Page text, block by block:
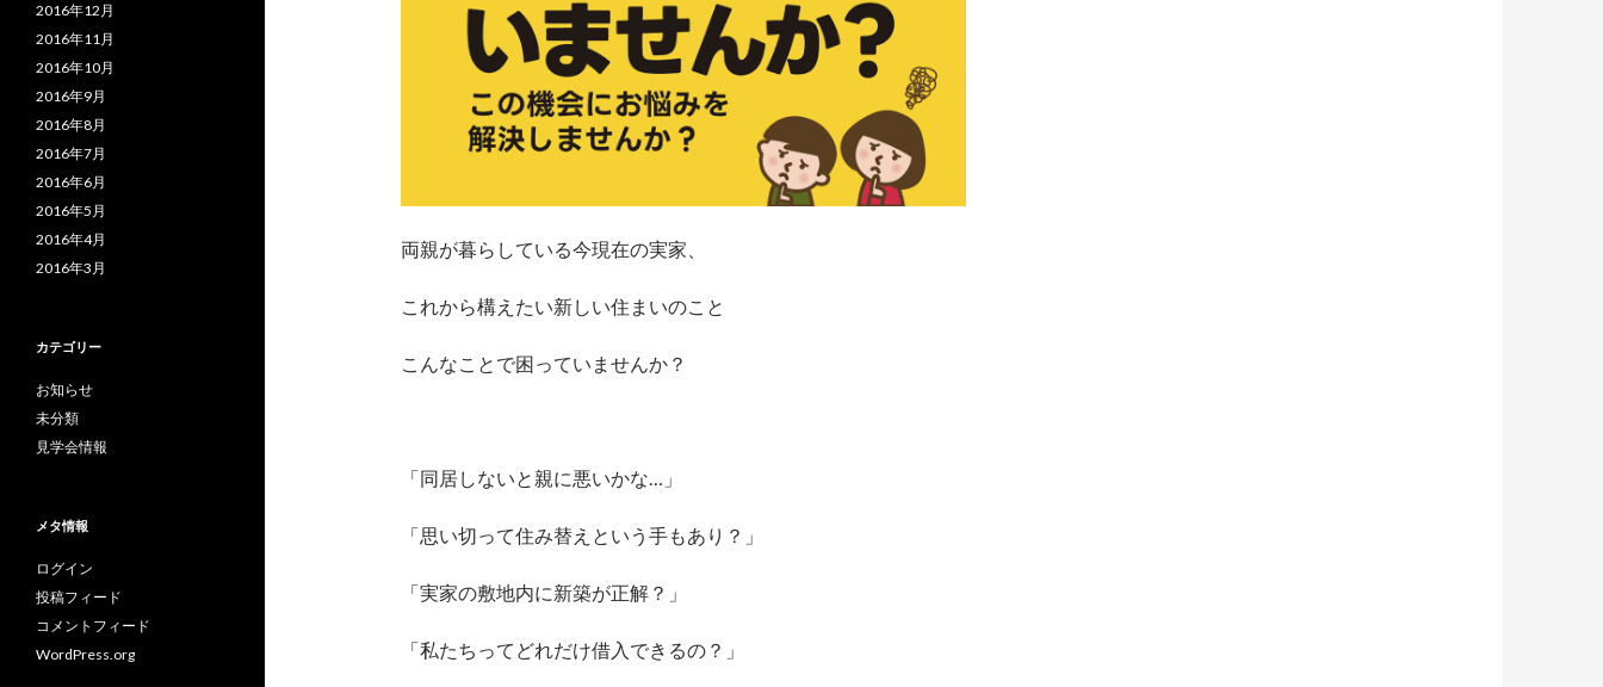
両親が暮らしている今現在の実家、
これから構えたい新しい住まいのこと
こんなことで困っていませんか？
「同居しないと親に悪いかな…」
「思い切って住み替えという手もあり？」
「実家の敷地内に新築が正解？」
「私たちってどれだけ借入できるの？」
2016年12月
2016年11月
2016年10月
2016年9月
2016年8月
2016年7月
2016年6月
2016年5月
2016年4月
2016年3月
カテゴリー
お知らせ
未分類
見学会情報
メタ情報
ログイン
投稿フィード
コメントフィード
WordPress.org